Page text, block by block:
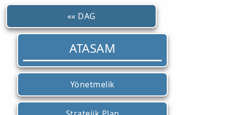
«« DAG
ATASAM
Yönetmelik